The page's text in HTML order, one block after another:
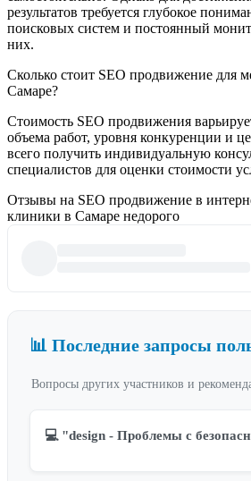
результатов требуется глубокое
поисковых систем и постоянный
них.
Сколько стоит SEO продвижение для
Самаре?
Стоимость SEO продвижения
объема работ, уровня конкуренции и
всего получить индивидуальную
специалистов для оценки стоимости
Отзывы на SEO продвижение в
клиники в Самаре недорого
📊 Последние запросы
Вопросы других участников и
💻 "design - Проблемы с